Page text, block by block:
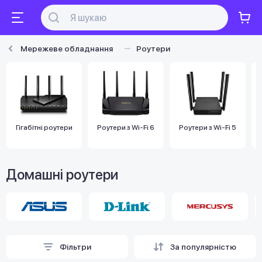
Мережеве обладнання Роутери
Гігабітні роутери Роутери з Wi-Fi 6 Роутери з Wi-Fi 5
Домашні роутери
Фільтри За популярністю